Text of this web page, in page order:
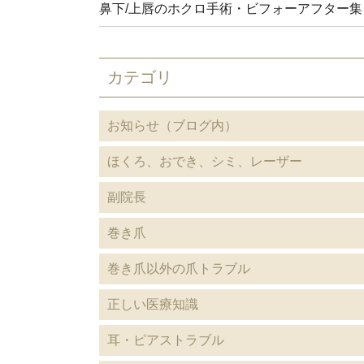
鼻下/上唇のホクロ手術・ビフォーアフター
カテゴリ
お知らせ（ブログ内）
ほくろ、おでき、シミ、レーザー
副院長
巻き爪
巻き爪以外の爪トラブル
正しい医療知識
耳・ピアストラブル